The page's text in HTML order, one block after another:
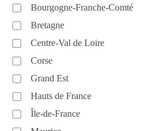
Bourgogne-Franche-Comté
Bretagne
Centre-Val de Loire
Corse
Grand Est
Hauts de France
Île-de-France